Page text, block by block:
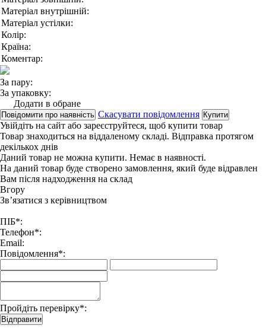
Матеріал внутрішній:
Матеріал устілки:
Колір:
Країна:
Коментар:
За пару:
За упаковку:
Додати в обране
Повідомити про наявність Скасувати повідомлення Купити
Увійдіть на сайт або зареєструйтеся, щоб купити товар
Товар знаходиться на віддаленому складі. Відправка протягом
декількох днів
Даний товар не можна купити. Немає в наявності.
На даний товар буде створено замовлення, який буде відравлен
Вам після надходження на склад
Вгору
Зв’язатися з керівництвом
ПІБ*:
Телефон*:
Email:
Повідомлення*:
Пройдіть перевірку*:
Відправити